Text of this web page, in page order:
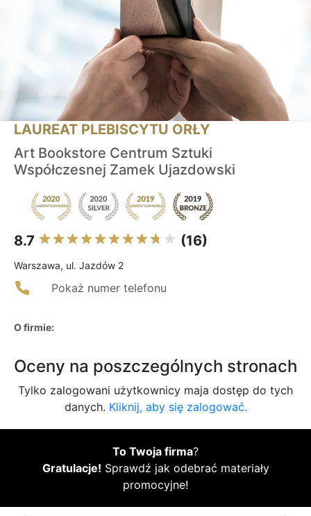
LAUREAT PLEBISCYTU ORŁY
Art Bookstore Centrum Sztuki
Współczesnej Zamek Ujazdowski
8.7 (16)
Warszawa, ul. Jazdów 2
Pokaż numer telefonu
O firmie:
Oceny na poszczególnych stronach
Tylko zalogowani użytkownicy maja dostęp do tych
danych. Kliknij, aby się zalogować.
To Twoja firma?
Gratulacje! Sprawdź jak odebrać materiały
promocyjne!